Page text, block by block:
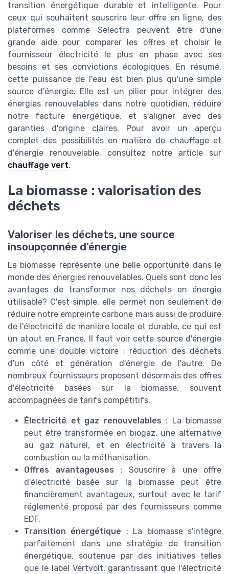
transition énergétique durable et intelligente. Pour
ceux qui souhaitent souscrire leur offre en ligne, des
plateformes comme Selectra peuvent être d'une
grande aide pour comparer les offres et choisir le
fournisseur électricité le plus en phase avec ses
besoins et ses convictions écologiques. En résumé,
cette puissance de l'eau est bien plus qu'une simple
source d'énergie. Elle est un pilier pour intégrer des
énergies renouvelables dans notre quotidien, réduire
notre facture énergétique, et s'aligner avec des
garanties d'origine claires. Pour avoir un aperçu
complet des possibilités en matière de chauffage et
d'énergie renouvelable, consultez notre article sur
chauffage vert.
La biomasse : valorisation des
déchets
Valoriser les déchets, une source
insoupçonnée d'énergie
La biomasse représente une belle opportunité dans le
monde des énergies renouvelables. Quels sont donc les
avantages de transformer nos déchets en énergie
utilisable? C'est simple, elle permet non seulement de
réduire notre empreinte carbone mais aussi de produire
de l'électricité de manière locale et durable, ce qui est
un atout en France. Il faut voir cette source d'énergie
comme une double victoire : réduction des déchets
d'un côté et génération d'énergie de l'autre. De
nombreux fournisseurs proposent désormais des offres
d'électricité basées sur la biomasse, souvent
accompagnées de tarifs compétitifs.
Électricité et gaz renouvelables : La biomasse
peut être transformée en biogaz, une alternative
au gaz naturel, et en électricité à travers la
combustion ou la méthanisation.
Offres avantageuses : Souscrire à une offre
d'électricité basée sur la biomasse peut être
financièrement avantageux, surtout avec le tarif
réglementé proposé par des fournisseurs comme
EDF.
Transition énergétique : La biomasse s'intègre
parfaitement dans une stratégie de transition
énergétique, soutenue par des initiatives telles
que le label Vertvolt, garantissant que l'électricité